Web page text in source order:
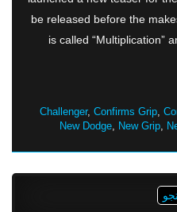
be released before the
is called
Challenger,Confirms Grip,
New Dodge,New Grip